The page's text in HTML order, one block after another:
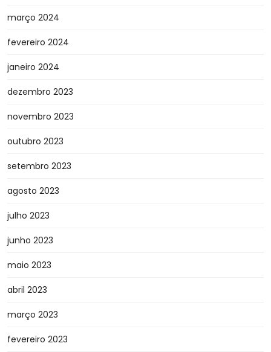
março 2024
fevereiro 2024
janeiro 2024
dezembro 2023
novembro 2023
outubro 2023
setembro 2023
agosto 2023
julho 2023
junho 2023
maio 2023
abril 2023
março 2023
fevereiro 2023